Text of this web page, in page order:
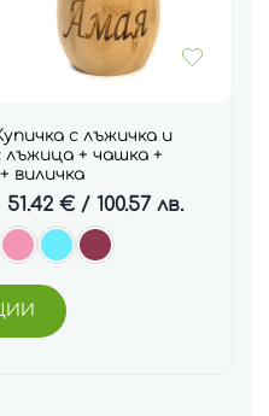
с лъжичка и
+ чашка +
виличка
51.42 €/ 100.57 лв.